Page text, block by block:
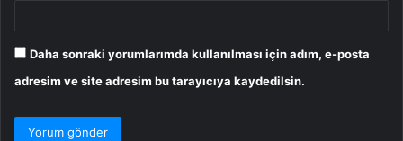
Daha sonraki yorumlarımda kullanılması için adım, e-posta
adresim ve site adresim bu tarayıcıya kaydedilsin.